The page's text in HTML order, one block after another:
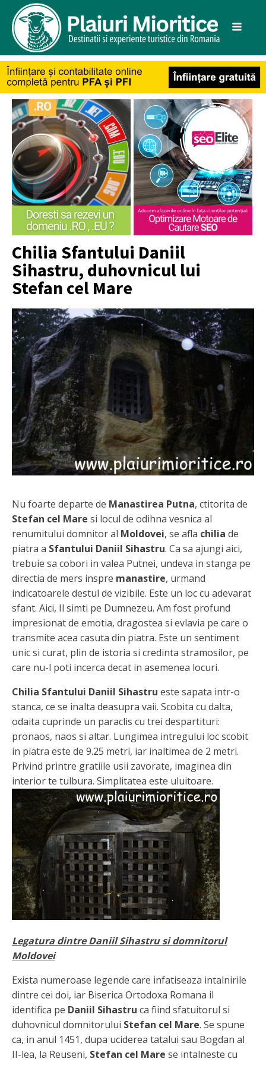
Chilia Sfantului Daniil
Sihastru, duhovnicul lui
Stefan cel Mare
Nu foarte departe de Manastirea Putna, ctitorita de
Stefan cel Mare si locul de odihna vesnica al
renumitului domnitor al Moldovei, se afla chilia de
piatra a Sfantului Daniil Sihastru. Ca sa ajungi aici,
trebuie sa cobori in valea Putnei, undeva in stanga pe
directia de mers inspre manastire, urmand
indicatoarele destul de vizibile. Este un loc cu adevarat
sfant. Aici, Il simti pe Dumnezeu. Am fost profund
impresionat de emotia, dragostea si evlavia pe care o
transmite acea casuta din piatra. Este un sentiment
unic si curat, plin de istoria si credinta stramosilor, pe
care nu-l poti incerca decat in asemenea locuri.
Chilia Sfantului Daniil Sihastru este sapata intr-o
stanca, ce se inalta deasupra vaii. Scobita cu dalta,
odaita cuprinde un paraclis cu trei despartituri:
pronaos, naos si altar. Lungimea intregului loc scobit
in piatra este de 9.25 metri, iar inaltimea de 2 metri.
Privind printre gratiile usii zavorate, imaginea din
interior te tulbura. Simplitatea este uluitoare.
Legatura dintre Daniil Sihastru si domnitorul
Moldovei
Exista numeroase legende care infatiseaza intalnirile
dintre cei doi, iar Biserica Ortodoxa Romana il
identifica pe Daniil Sihastru ca fiind sfatuitorul si
duhovnicul domnitorului Stefan cel Mare. Se spune
ca, in anul 1451, dupa uciderea tatalui sau Bogdan al
II-lea, la Reuseni, Stefan cel Mare se intalneste cu